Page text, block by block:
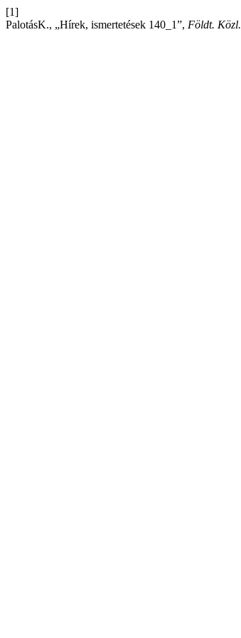
[1]
PalotásK., „Hírek, ismertetések 140_1”, Földt. Közl.